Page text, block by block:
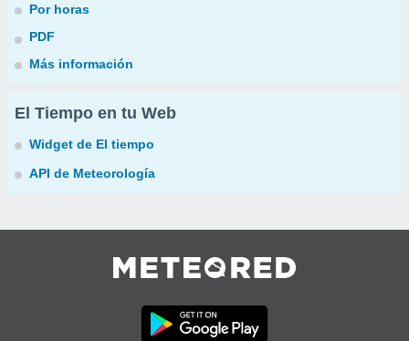
Por horas
PDF
Más información
El Tiempo en tu Web
Widget de El tiempo
API de Meteorología